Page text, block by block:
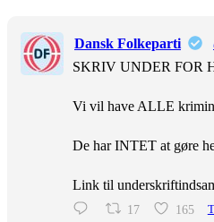
Dansk Folkeparti
SKRIV UNDER FOR
Vi vil have ALLE
De har INTET at gøre
Link til
17 165